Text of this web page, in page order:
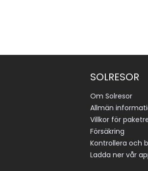
SOLRESOR
Om Solresor
Allmän
Villkor för
Försäkring
Kontrollera och
Ladda ner vår